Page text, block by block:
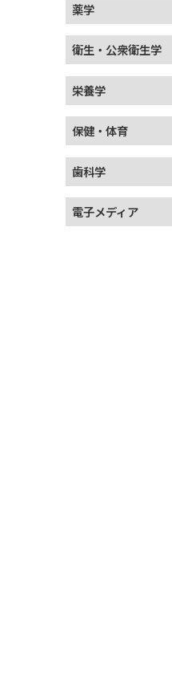
薬学
衛生・公衆衛生学
栄養学
保健・体育
歯科学
電子メディア